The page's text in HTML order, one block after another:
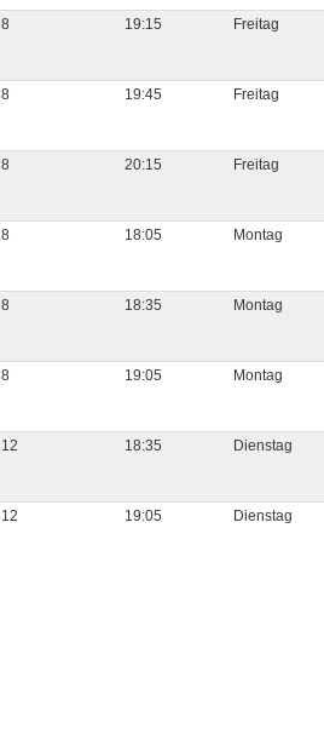
8 19:15 Freitag
8 19:45 Freitag
8 20:15 Freitag
8 18:05 Montag
8 18:35 Montag
8 19:05 Montag
12 18:35 Dienstag
12 19:05 Dienstag